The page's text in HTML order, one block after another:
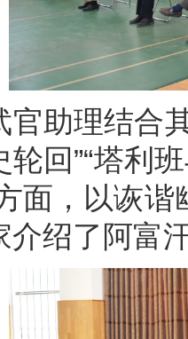
理结合其
回”“塔利
面，以诙
介绍了阿富